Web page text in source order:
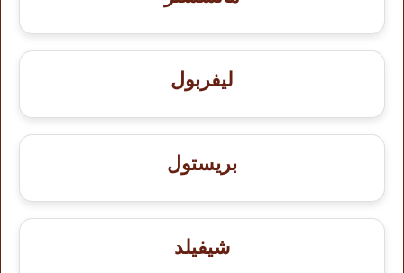
ليفربول
بريستول
شيفيلد